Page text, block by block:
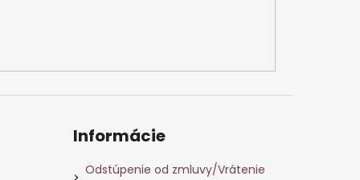
Informácie
Odstúpenie od zmluvy/Vrátenie